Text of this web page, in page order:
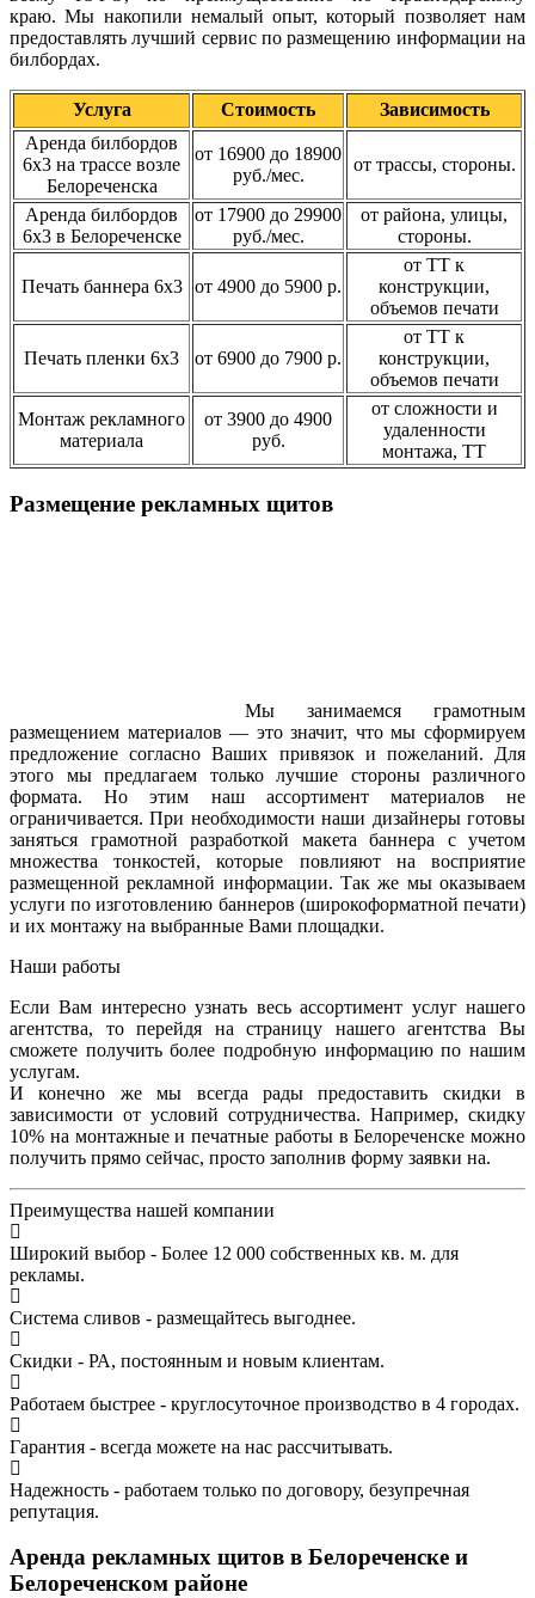
краю. Мы накопили немалый опыт, который позволяет нам
предоставлять лучший сервис по размещению информации на
билбордах.
Услуга Стоимость
Зависимость
Аренда билбордов
6х3 на трассе возле
Белореченска
от 16900 до 18900
руб./мес.
от трассы, стороны.
Аренда билбордов
6х3 в Белореченске
от 17900 до 29900
руб./мес.
от района, улицы,
стороны.
Печать баннера 6х3 от 4900 до 5900 р.
от ТТ к
конструкции,
объемов печати
Печать пленки 6х3 от 6900 до 7900 р.
от ТТ к
конструкции,
объемов печати
Монтаж рекламного
материала
от 3900 до 4900
руб.
от сложности и
удаленности
монтажа, ТТ
Размещение рекламных щитов
Мы занимаемся грамотным
размещением материалов — это значит, что мы сформируем
предложение согласно Ваших привязок и пожеланий. Для
этого мы предлагаем только лучшие стороны различного
формата. Но этим наш ассортимент материалов не
ограничивается. При необходимости наши дизайнеры готовы
заняться грамотной разработкой макета баннера с учетом
множества тонкостей, которые повлияют на восприятие
размещенной рекламной информации. Так же мы оказываем
услуги по изготовлению баннеров (широкоформатной печати)
и их монтажу на выбранные Вами площадки.
Наши работы
Если Вам интересно узнать весь ассортимент услуг нашего
агентства, то перейдя на страницу нашего агентства Вы
сможете получить более подробную информацию по нашим
услугам.
И конечно же мы всегда рады предоставить скидки в
зависимости от условий сотрудничества. Например, скидку
10% на монтажные и печатные работы в Белореченске можно
получить прямо сейчас, просто заполнив форму заявки на.
Преимущества нашей компании
Широкий выбор - Более 12 000 собственных кв. м. для
рекламы.
Система сливов - размещайтесь выгоднее.
Скидки - РА, постоянным и новым клиентам.
Работаем быстрее - круглосуточное производство в 4 городах.
Гарантия - всегда можете на нас рассчитывать.
Надежность - работаем только по договору, безупречная
репутация.
Аренда рекламных щитов в Белореченске и
Белореченском районе